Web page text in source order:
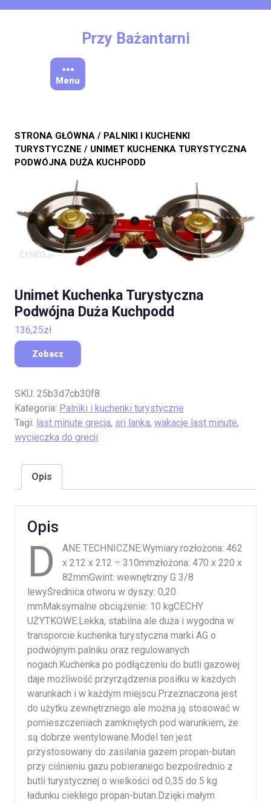
Przy Bażantarni
Menu
STRONA GŁÓWNA / PALNIKI I KUCHENKI
TURYSTYCZNE / UNIMET KUCHENKA TURYSTYCZNA
PODWÓJNA DUŻA KUCHPODD
Unimet Kuchenka Turystyczna
Podwójna Duża Kuchpodd
136,25zł
Zobacz
SKU: 25b3d7cb30f8
Kategoria: Palniki i kuchenki turystyczne
Tagi: last minute grecja, sri lanka, wakacje last minute,
wycieczka do grecji
Opis
Opis
D
ANE TECHNICZNE:Wymiary:rozłożona: 462
x 212 x 212 ÷ 310mmzłożona: 470 x 220 x
82mmGwint: wewnętrzny G 3/8
lewyŚrednica otworu w dyszy: 0,20
mmMaksymalne obciążenie: 10 kgCECHY
UŻYTKOWE:Lekka, stabilna ale duża i wygodna w
transporcie kuchenka turystyczna marki AG o
podwójnym palniku oraz regulowanych
nogach.Kuchenka po podłączeniu do butli gazowej
daje możliwość przyrządzenia posiłku w każdych
warunkach i w każdym miejscu.Przeznaczona jest
do użytku zewnętrznego ale można ją stosować w
pomieszczeniach zamkniętych pod warunkiem, że
są dobrze wentylowane.Model ten jest
przystosowany do zasilania gazem propan-butan
przy ciśnieniu gazu pobieranego bezpośrednio z
butli turystycznej o wielkości od 0,35 do 5 kg
ładunku ciekłego propan-butan.Dzięki małym